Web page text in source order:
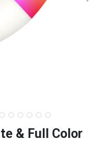
& Full Color